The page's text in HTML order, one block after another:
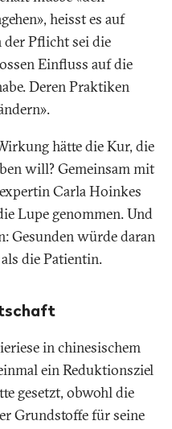
heisst es auf
der Pflicht sei die
Einfluss auf die
Deren Praktiken
hätte die Kur, die
will? Gemeinsam mit
Carla Hoinkes
Lupe genommen. Und
Gesunden würde daran
die Patientin.
in chinesischem
ein Reduktionsziel
gesetzt, obwohl die
Grundstoffe für seine